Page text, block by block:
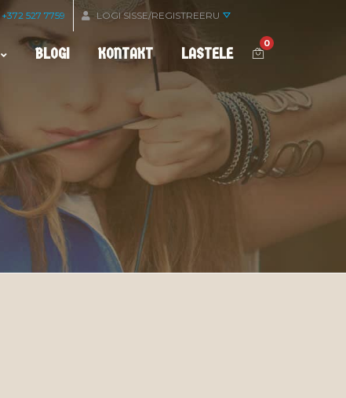
+372 527 7759 LOGI SISSE/REGISTREERU
BLOGI KONTAKT LASTELE
0